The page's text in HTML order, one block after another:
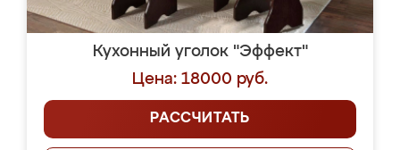
Кухонный уголок "Эффект"
Цена: 18000 руб.
РАССЧИТАТЬ